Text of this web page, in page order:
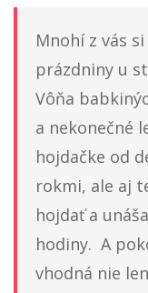
dospelých
Mnohí z vás
prázdniny u
Vôňa
a nekonečné
hojdačke od
rokmi, ale aj
hojdať a